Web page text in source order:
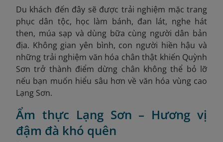
Du khách đến đây sẽ được trải nghiệm mặc trang
phục dân tộc, học làm bánh, đan lát, nghe hát
then, múa sạp và dùng bữa cùng người dân bản
địa. Không gian yên bình, con người hiền hậu và
những trải nghiệm văn hóa chân thật khiến Quỳnh
Sơn trở thành điểm dừng chân không thể bỏ lỡ
nếu bạn muốn hiểu sâu hơn về văn hóa vùng cao
Lạng Sơn.
Ẩm thực Lạng Sơn – Hương vị
đậm đà khó quên